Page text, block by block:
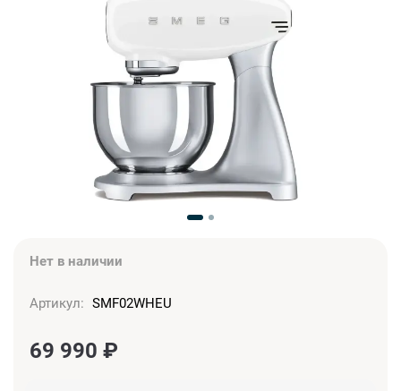
Нет в наличии
Артикул: SMF02WHEU
69 990 ₽